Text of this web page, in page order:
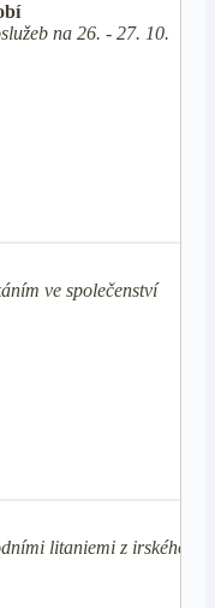
na 26. - 27. 10.
ve společenství
litaniemi z irského